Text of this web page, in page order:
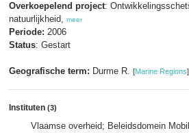
Overkoepelend project:
natuurlijkheid, meer
Periode: 2006
Status: Gestart
Geografische term: Durme R. [Marine Regions]
Instituten (3)
Vlaamse overheid; Beleidsdomein